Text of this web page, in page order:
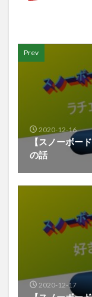
Prev
2020-12-16
【スノーボー
の話
2020-12-17